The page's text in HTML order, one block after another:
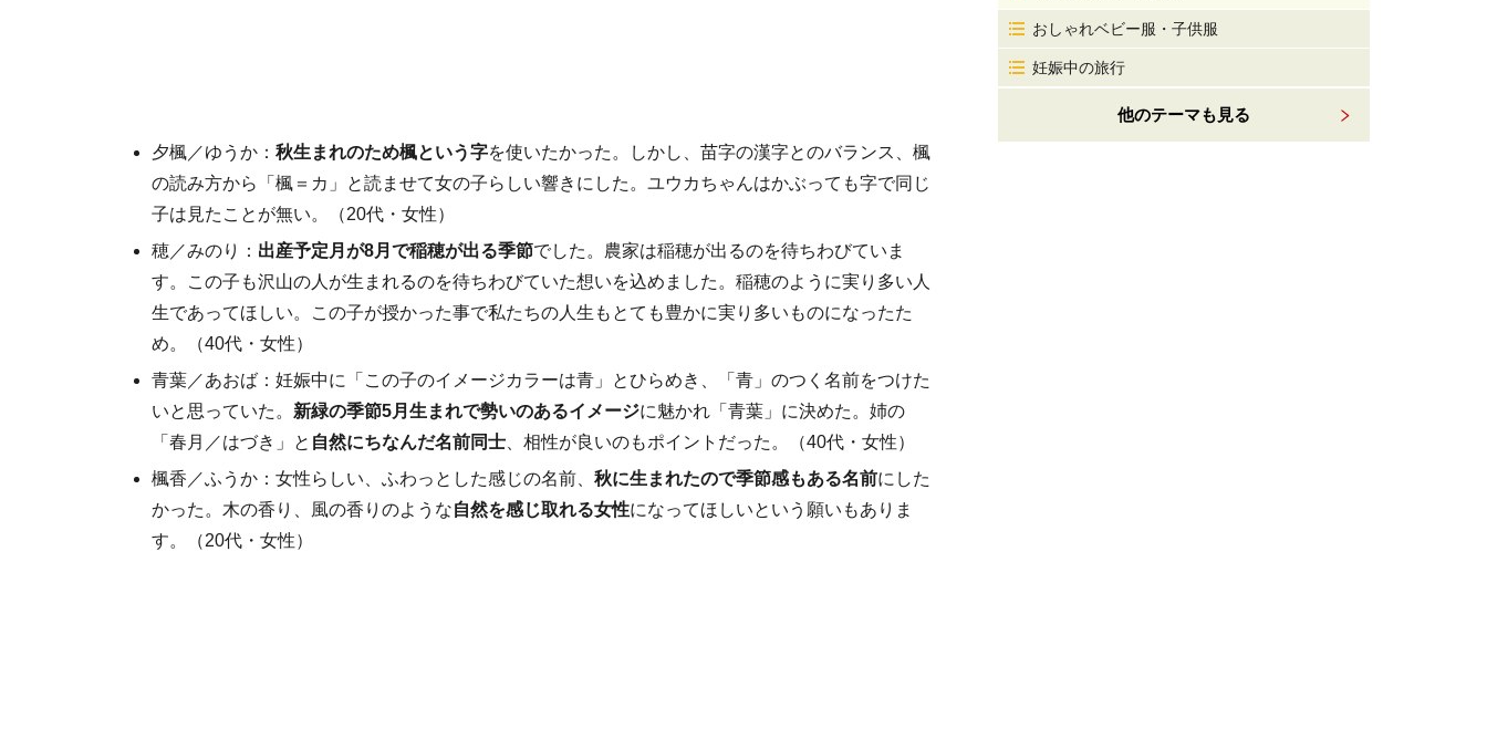
夕楓／ゆうか： 秋生まれのため楓という字を使いたかった。しかし、苗字の漢字とのバランス、楓
の読み方から「楓＝カ」と読ませて女の子らしい響きにした。ユウカちゃんはかぶっても字で同じ
子は見たことが無い。（20代・女性）
穂／みのり： 出産予定月が8月で稲穂が出る季節でした。農家は稲穂が出るのを待ちわびていま
す。この子も沢山の人が生まれるのを待ちわびていた想いを込めました。稲穂のように実り多い人
生であってほしい。この子が授かった事で私たちの人生もとても豊かに実り多いものになったた
め。（40代・女性）
青葉／あおば：妊娠中に「この子のイメージカラーは青」とひらめき、「青」のつく名前をつけた
いと思っていた。 新緑の季節5月生まれで勢いのあるイメージに魅かれ「青葉」に決めた。姉の
「春月／はづき」と 自然にちなんだ名前同士 、相性が良いのもポイントだった。（40代・女性）
楓香／ふうか：女性らしい、ふわっとした感じの名前、 秋に生まれたので季節感もある名前にした
かった。木の香り、風の香りのような自然を感じ取れる女性になってほしいという願いもありま
す。（20代・女性）
おしゃれベビー服・子供服
妊娠中の旅行
他のテーマも見る